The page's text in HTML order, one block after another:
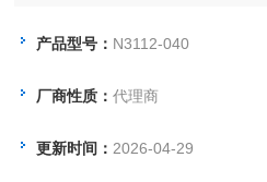
产品型号： N3112-040
厂商性质：代理商
更新时间： 2026-04-29